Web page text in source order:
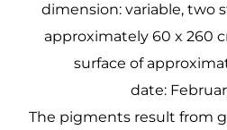
dimension: variable, two
approximately 60 x 260
surface of
date:
The pigments result from